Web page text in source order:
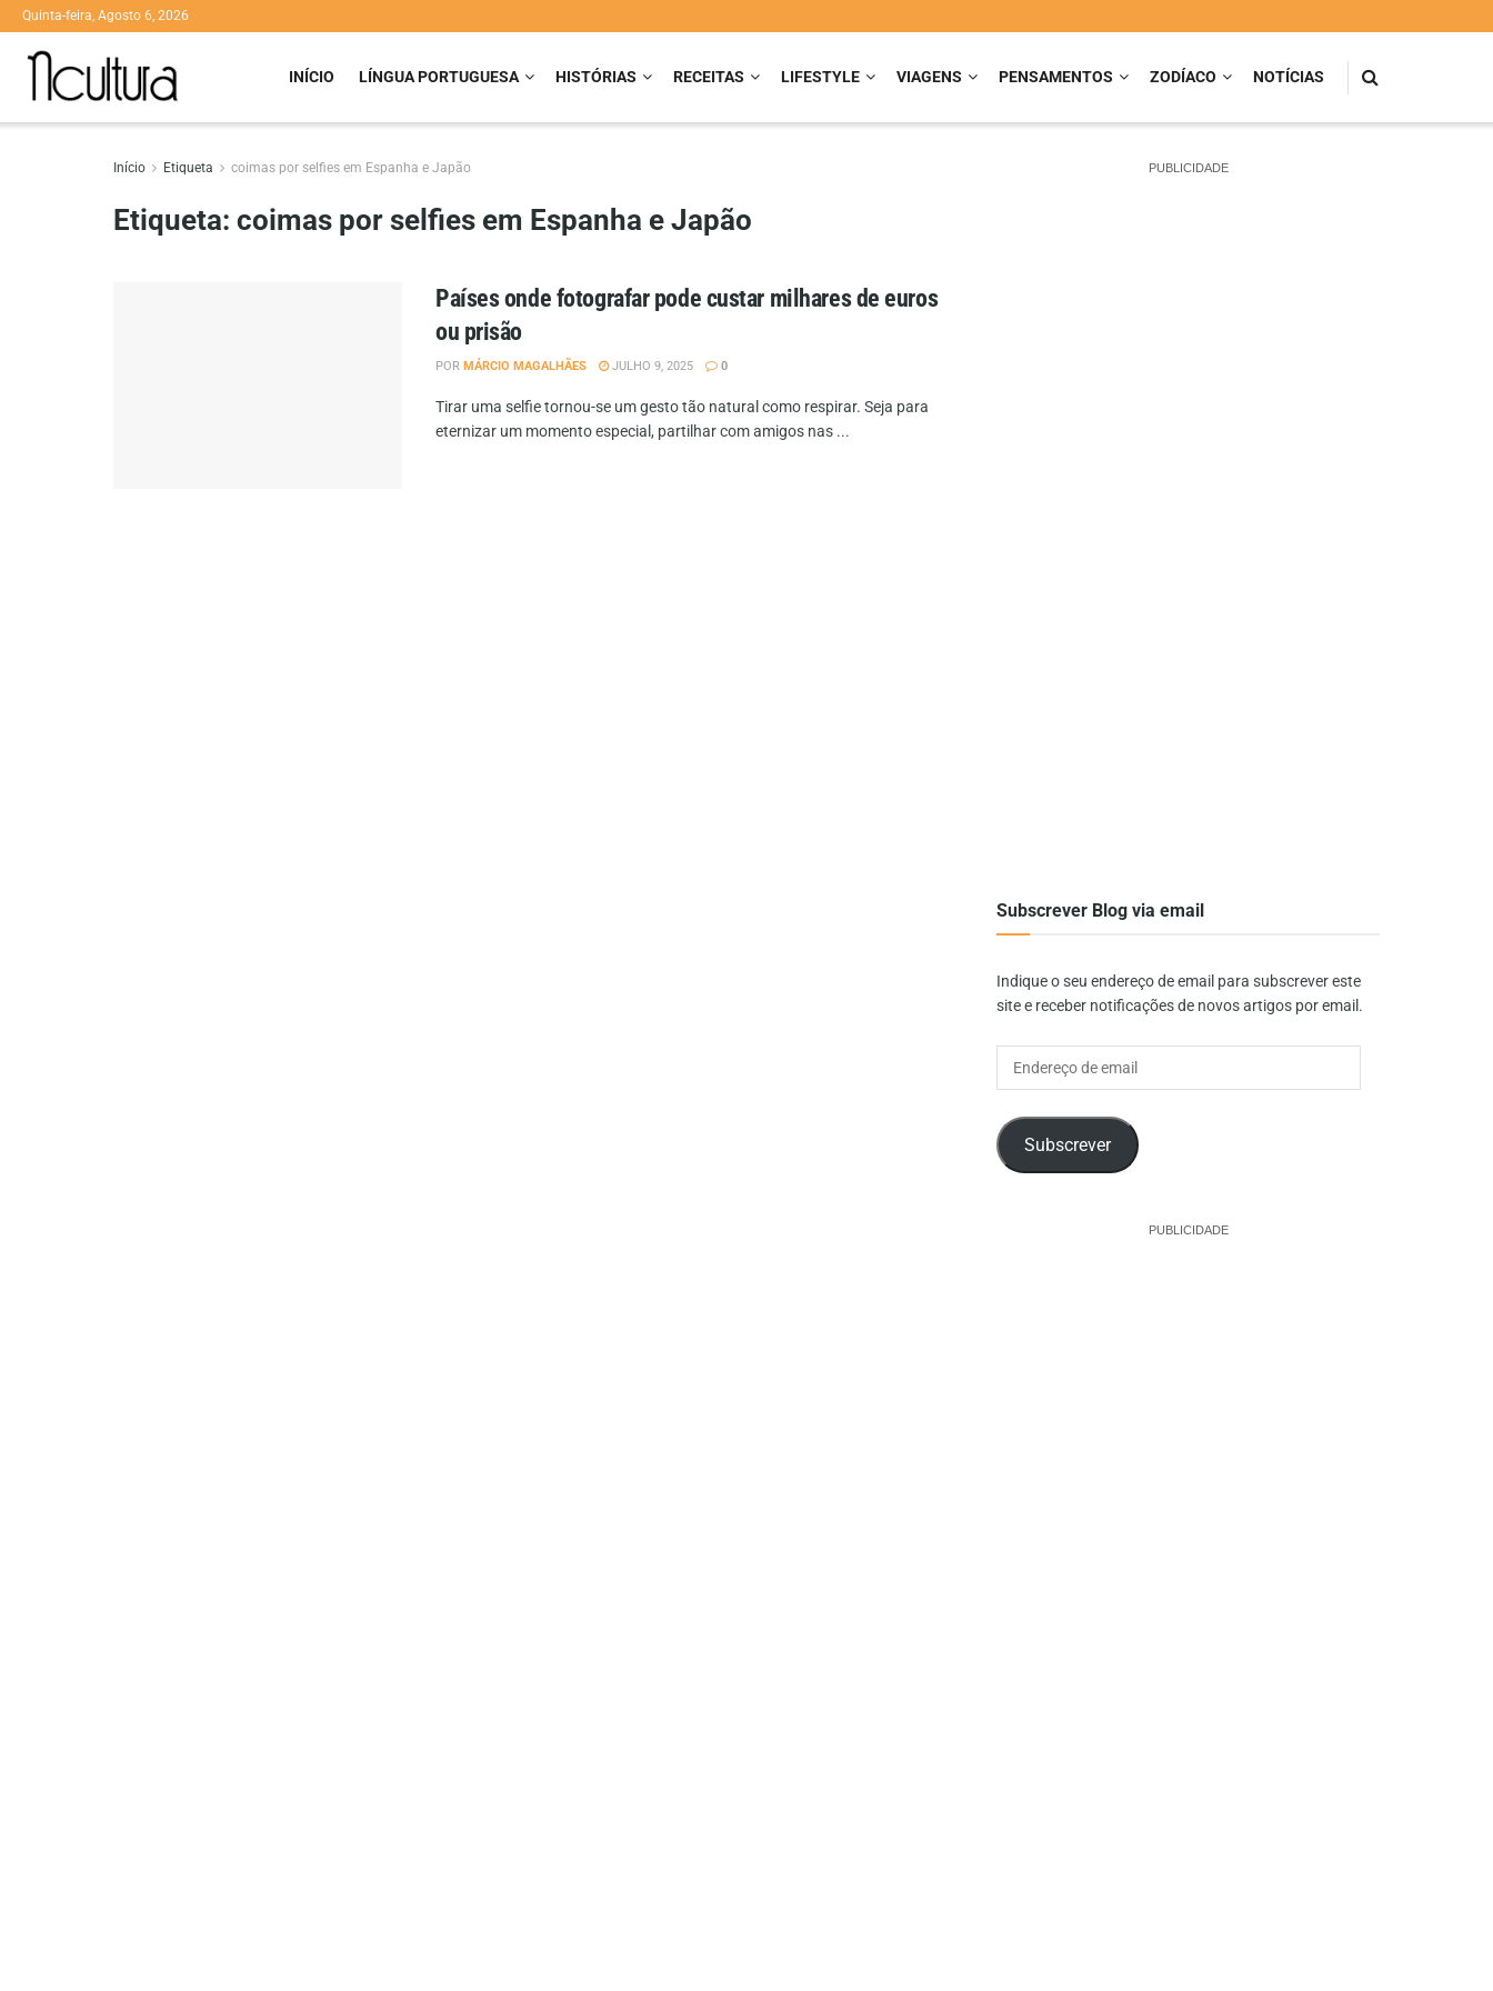
Quinta-feira, Agosto 6, 2026
INÍCIO LÍNGUA PORTUGUESA HISTÓRIAS RECEITAS LIFESTYLE VIAGENS PENSAMENTOS ZODÍACO NOTÍCIAS
Início Etiqueta coimas por selfies em Espanha e Japão
Etiqueta: coimas por selfies em Espanha e Japão
Países onde fotografar pode custar milhares de euros
ou prisão
POR MÁRCIO MAGALHÃES JULHO 9, 2025 0
Tirar uma selfie tornou-se um gesto tão natural como respirar. Seja para
eternizar um momento especial, partilhar com amigos nas ...
PUBLICIDADE
Subscrever Blog via email
Indique o seu endereço de email para subscrever este
site e receber notificações de novos artigos por email.
Subscrever
PUBLICIDADE